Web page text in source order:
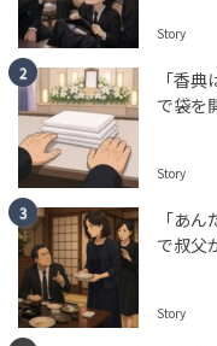
HUMAN（
は？
tend
Story
「香
で袋を
Story
「あ
で叔父
Story